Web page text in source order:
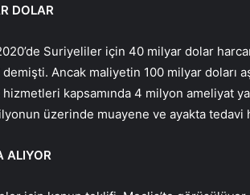
DOLAR
Suriyeliler için 40 milyar dolar
Ancak maliyetin 100 milyar doları
kapsamında 4 milyon ameliyat
üzerinde muayene ve ayakta
ALIYOR